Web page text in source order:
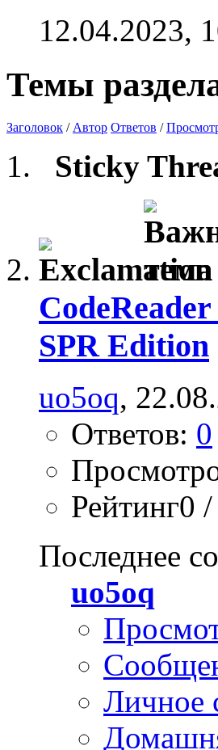
12.04.2023,
Темы
Заголовок / Автор Ответов /
Sticky
SPR Edition
uo5oq,
Ответов: 0
Рейтинг0
Последнее
uo5oq
Личное